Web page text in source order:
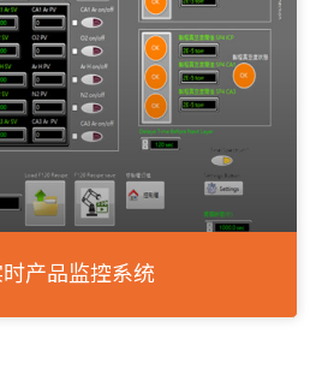
产品监控系统